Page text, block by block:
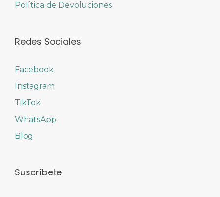
Política de Devoluciones
Redes Sociales
Facebook
Instagram
TikTok
WhatsApp
Blog
Suscríbete